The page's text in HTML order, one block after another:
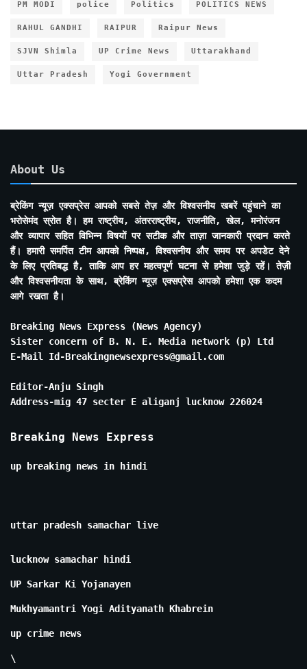
PM MODI police Politics POLITICS NEWS
RAHUL GANDHI RAIPUR Raipur News
SJVN Shimla UP Crime News Uttarakhand
Uttar Pradesh Yogi Government
About Us
ब्रेकिंग न्यूज़ एक्सप्रेस आपको सबसे तेज़ और विश्वसनीय खबरें पहुंचाने का
भरोसेमंद स्रोत है। हम राष्ट्रीय, अंतरराष्ट्रीय, राजनीति, खेल, मनोरंजन
और व्यापार सहित विभिन्न विषयों पर सटीक और ताज़ा जानकारी प्रदान करते
हैं। हमारी समर्पित टीम आपको निष्पक्ष, विश्वसनीय और समय पर अपडेट देने
के लिए प्रतिबद्ध है, ताकि आप हर महत्वपूर्ण घटना से हमेशा जुड़े रहें। तेज़ी
और विश्वसनीयता के साथ, ब्रेकिंग न्यूज़ एक्सप्रेस आपको हमेशा एक कदम
आगे रखता है।
Breaking News Express (News Agency)
Sister concern of B. N. E. Media network (p) Ltd
E-Mail Id-Breakingnewsexpress@gmail.com
Editor-Anju Singh
Address-mig 47 secter E aliganj lucknow 226024
Breaking News Express
up breaking news in hindi
uttar pradesh samachar live
lucknow samachar hindi
UP Sarkar Ki Yojanayen
Mukhyamantri Yogi Adityanath Khabrein
up crime news
\